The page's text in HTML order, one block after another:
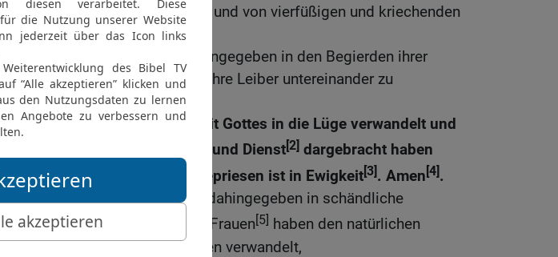
Menschen und von Vögeln und von vierfüßigen und kriechenden
Tieren.
Darum hat Gott sie dahingegeben in den Begierden ihrer
Herzen in {die} Unreinheit, ihre Leiber untereinander zu
schänden,
25 sie, welche die Wahrheit Gottes in die Lüge verwandelt und
dem Geschöpf Verehrung und Dienst[2] dargebracht haben
statt dem Schöpfer, der gepriesen ist in Ewigkeit[3]. Amen [4].
Deswegen hat Gott sie dahingegeben in schändliche
Leidenschaften. Denn ihre Frauen[5] haben den natürlichen
Verkehr in den unnatürlichen verwandelt,